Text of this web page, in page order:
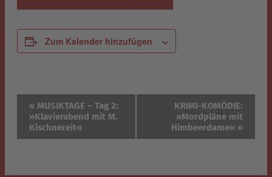
Zum Kalender hinzufügen
Veranstaltung-
Navigation
« MUSIKTAGE – Tag 2:
»Klavierabend mit M.
Kischnereit«
KRIMI-KOMÖDIE:
»Mordpläne mit
Himbeerdame« »